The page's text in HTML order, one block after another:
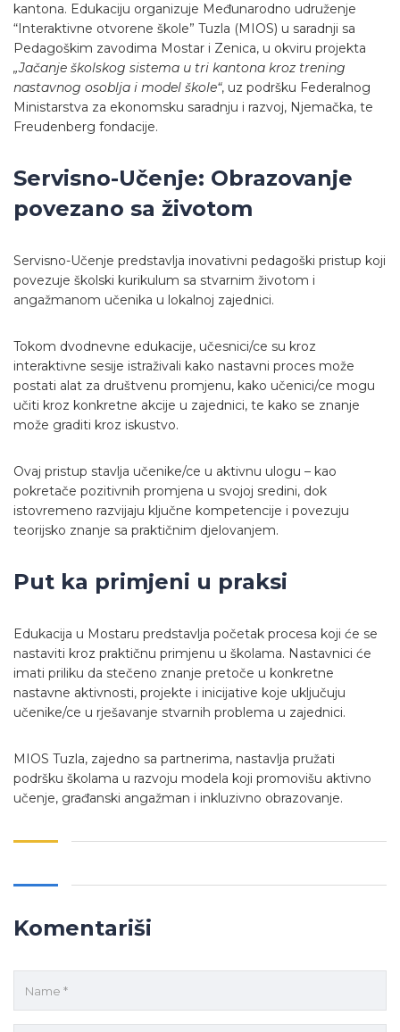
kantona. Edukaciju organizuje Međunarodno udruženje
“Interaktivne otvorene škole” Tuzla (MIOS) u saradnji sa
Pedagoškim zavodima Mostar i Zenica, u okviru projekta
„Jačanje školskog sistema u tri kantona kroz trening
nastavnog osoblja i model škole“, uz podršku Federalnog
Ministarstva za ekonomsku saradnju i razvoj, Njemačka, te
Freudenberg fondacije.
Servisno-Učenje: Obrazovanje
povezano sa životom
Servisno-Učenje predstavlja inovativni pedagoški pristup koji
povezuje školski kurikulum sa stvarnim životom i
angažmanom učenika u lokalnoj zajednici.
Tokom dvodnevne edukacije, učesnici/ce su kroz
interaktivne sesije istraživali kako nastavni proces može
postati alat za društvenu promjenu, kako učenici/ce mogu
učiti kroz konkretne akcije u zajednici, te kako se znanje
može graditi kroz iskustvo.
Ovaj pristup stavlja učenike/ce u aktivnu ulogu – kao
pokretače pozitivnih promjena u svojoj sredini, dok
istovremeno razvijaju ključne kompetencije i povezuju
teorijsko znanje sa praktičnim djelovanjem.
Put ka primjeni u praksi
Edukacija u Mostaru predstavlja početak procesa koji će se
nastaviti kroz praktičnu primjenu u školama. Nastavnici će
imati priliku da stečeno znanje pretoče u konkretne
nastavne aktivnosti, projekte i inicijative koje uključuju
učenike/ce u rješavanje stvarnih problema u zajednici.
MIOS Tuzla, zajedno sa partnerima, nastavlja pružati
podršku školama u razvoju modela koji promovišu aktivno
učenje, građanski angažman i inkluzivno obrazovanje.
Komentariši